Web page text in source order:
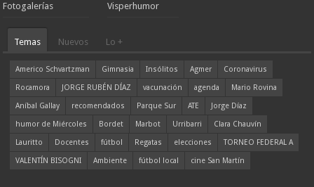
Fotogalerías Visperhumor
Temas Nuevos Lo +
Americo Schvartzman Gimnasia Insólitos Agmer
Coronavirus
Rocamora
JORGE RUBÉN DÍAZ vacunación agenda
Mario Rovina
Aníbal Gallay
recomendados Parque Sur ATE
Jorge Díaz
humor de Miércoles
Bordet Marbot Urribarri
Clara Chauvín
Lauritto
Docentes fútbol Regatas elecciones
TORNEO FEDERAL A
VALENTÍN BISOGNI
Ambiente fútbol local cine San Martín